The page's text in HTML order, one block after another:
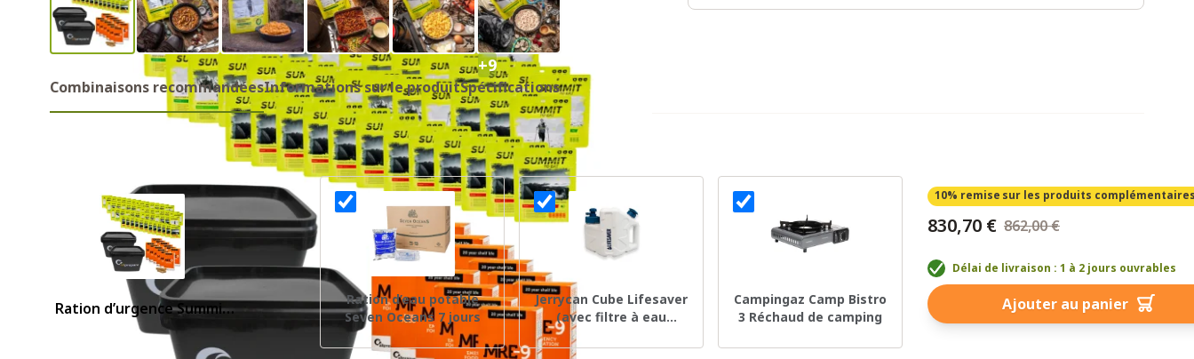
+9
Combinaisons recommandéesInformations sur le produitSpécifications
Combinaisons recommandes
Ration d’urgence Summit
To Eat 30 jours
Ration d’eau potable
Seven Oceans 7 jours
Jerrycan Cube Lifesaver
(avec filtre à eau
Campingaz Camp Bistro
3 Réchaud de camping
10% remise sur les produits
830,70 € 862,00 €
Délai de livraison : 1 à 2 jours ouvrables
Ajouter au panier